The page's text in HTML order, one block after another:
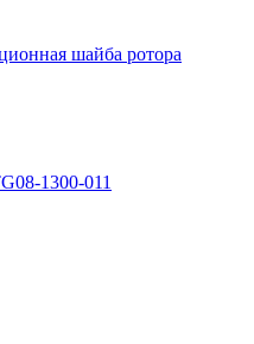
шайба ротора
1300-011